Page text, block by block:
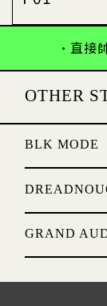
•直接
OTHER
BLK MODE
GRAND